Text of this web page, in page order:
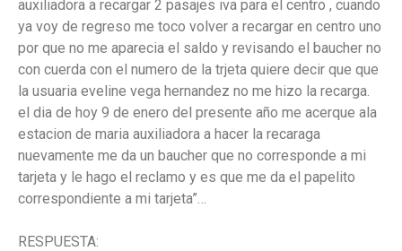
auxiliadora a recargar 2 pasajes iva para el centro , cuando
ya voy de regreso me toco volver a recargar en centro uno
por que no me aparecia el saldo y revisando el baucher no
con cuerda con el numero de la trjeta quiere decir que que
la usuaria eveline vega hernandez no me hizo la recarga.
el dia de hoy 9 de enero del presente año me acerque ala
estacion de maria auxiliadora a hacer la recaraga
nuevamente me da un baucher que no corresponde a mi
tarjeta y le hago el reclamo y es que me da el papelito
correspondiente a mi tarjeta”…
RESPUESTA: